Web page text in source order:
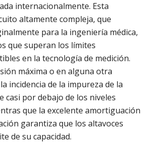
internacionalmente. Esta
altamente compleja, que
para la ingeniería médica,
que superan los límites
en la tecnología de medición.
máxima o en alguna otra
incidencia de la impureza de la
casi por debajo de los niveles
que la excelente amortiguación
garantiza que los altavoces
de su capacidad.